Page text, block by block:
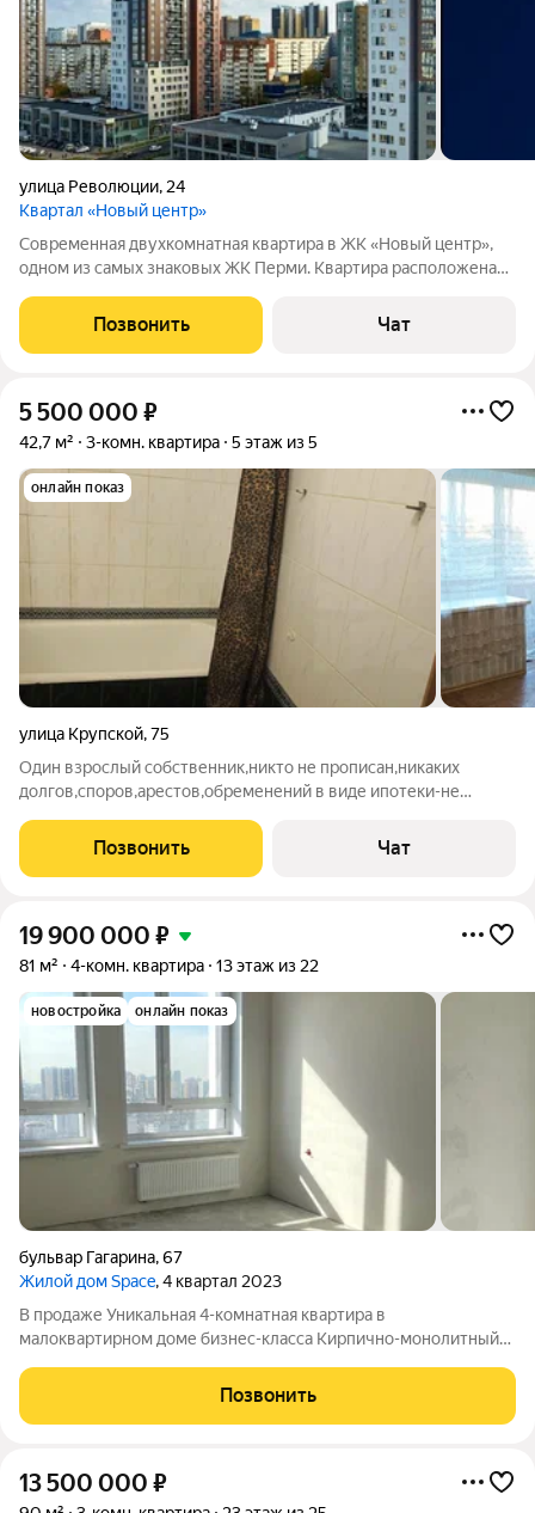
улица Революции, 24
Квартал «Новый центр»
Современная двухкомнатная квартира в ЖК «Новый центр»,
одном из самых знаковых ЖК Перми. Квартира расположена
квартира угловая. Окна выходят на ТРК «Семья». Квартира
готова к проживанию, в
Позвонить Чат
5 500 000 ₽
42,7 м² 3-комн. квартира 5 этаж из 5
онлайн показ
улица Крупской,75
Один взрослый собственник,никто не прописан,никаких
долгов,споров,арестов,обременений в виде ипотеки-не
проходная,2 комнаты изолированные.В большой комнате
обновили обои,натяжной потолок.В остальных
Позвонить Чат
19 900 000 ₽
81 м² 4-комн. квартира 13 этаж из 22
новостройка онлайн показ
бульвар Гагарина,67
Жилой дом Space, 4 квартал 2023
В продаже Уникальная 4-комнатная квартира в
малоквартирном доме бизнес-класса Кирпично-монолитный
для комфортной городской жизни! Светлая видовая квартира
Позвонить
13 500 000 ₽